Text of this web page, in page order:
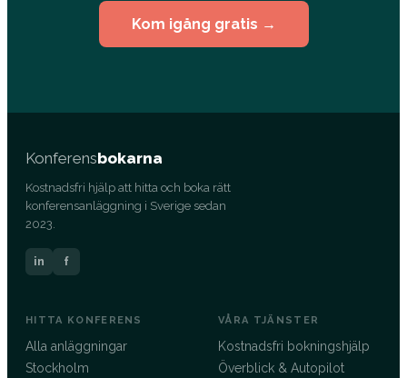
Kom igång gratis →
Konferensbokarna
Kostnadsfri hjälp att hitta och boka rätt
konferensanläggning i Sverige sedan
2023.
in f
HITTA KONFERENS
Alla anläggningar
Stockholm
VÅRA TJÄNSTER
Kostnadsfri bokningshjälp
Överblick & Autopilot